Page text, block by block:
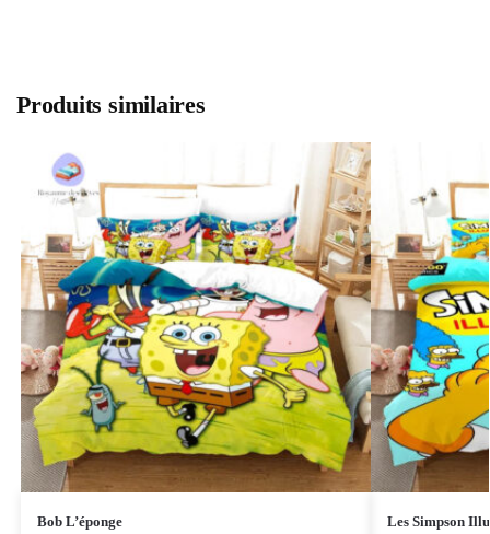
Produits similaires
Bob L’éponge Les Simpson